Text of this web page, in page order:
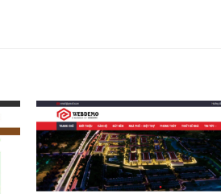
nhân viên và những người